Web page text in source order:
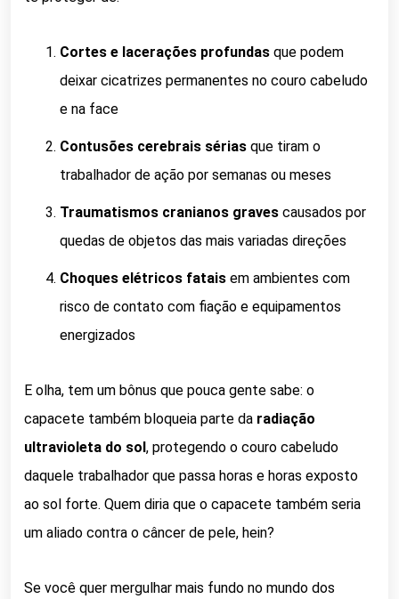
Cortes e lacerações profundas que podem
deixar cicatrizes permanentes no couro cabeludo
e na face
Contusões cerebrais sérias que tiram o
trabalhador de ação por semanas ou meses
Traumatismos cranianos graves causados por
quedas de objetos das mais variadas direções
Choques elétricos fatais em ambientes com
risco de contato com fiação e equipamentos
energizados
E olha, tem um bônus que pouca gente sabe: o
capacete também bloqueia parte da radiação
ultravioleta do sol, protegendo o couro cabeludo
daquele trabalhador que passa horas e horas exposto
ao sol forte. Quem diria que o capacete também seria
um aliado contra o câncer de pele, hein?
Se você quer mergulhar mais fundo no mundo dos